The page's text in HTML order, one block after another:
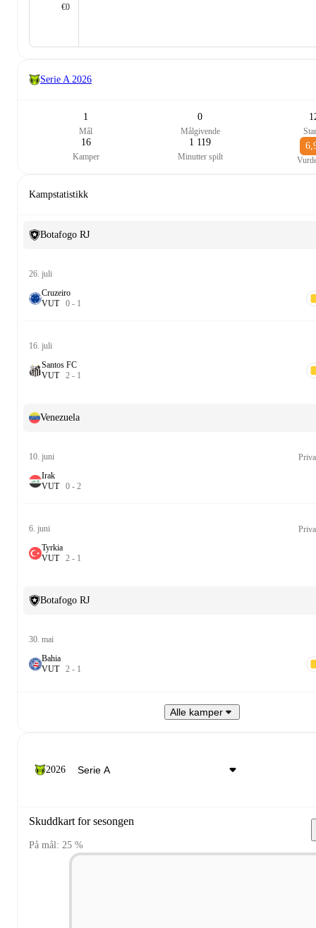
€0
Serie A 2026
1
Mål
0
Målgivende
16
Kamper
1 119
Minutter spilt
Kampstatistikk
Botafogo RJ
26. juli
Cruzeiro
VUT 0 - 1
16. juli
Santos FC
VUT 2 - 1
Venezuela
10. juni
Irak
VUT 0 - 2
6. juni
Tyrkia
VUT 2 - 1
Botafogo RJ
30. mai
Bahia
VUT 2 - 1
Alle kamper
2026
Skuddkart for sesongen
På mål: 25 %